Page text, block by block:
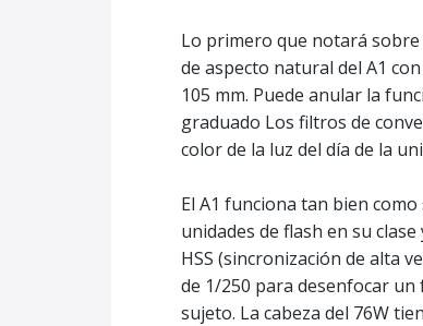
Lo primero que notará sobre
de aspecto natural del A1
105 mm. Puede anular la
graduado Los filtros de
color de la luz del día de la
El A1 funciona tan bien
unidades de flash en su
HSS (sincronización de alta
de 1/250 para desenfocar
sujeto. La cabeza del 76W